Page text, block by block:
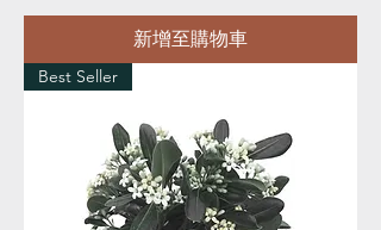
新增至購物車
Best Seller